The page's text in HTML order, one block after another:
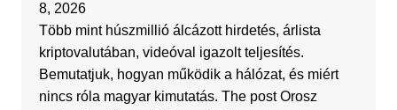
8, 2026
Több mint húszmillió álcázott hirdetés, árlista
kriptovalutában, videóval igazolt teljesítés.
Bemutatjuk, hogyan működik a hálózat, és miért
nincs róla magyar kimutatás. The post Orosz